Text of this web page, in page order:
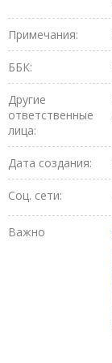
Примечания:
ББК:
Другие
ответственные
лица:
Дата создания:
Соц. сети:
Важно